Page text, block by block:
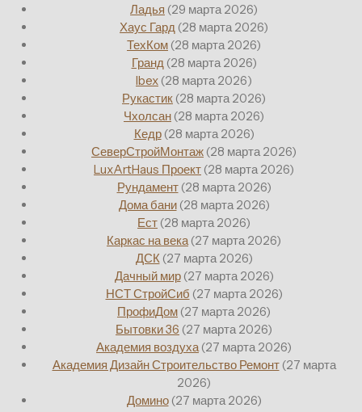
Ладья (29 марта 2026)
Хаус Гард (28 марта 2026)
ТехКом (28 марта 2026)
Гранд (28 марта 2026)
Ibex (28 марта 2026)
Рукастик (28 марта 2026)
Чхолсан (28 марта 2026)
Кедр (28 марта 2026)
СеверСтройМонтаж (28 марта 2026)
LuxArtHaus Проект (28 марта 2026)
Рундамент (28 марта 2026)
Дома бани (28 марта 2026)
Ест (28 марта 2026)
Каркас на века (27 марта 2026)
ДСК (27 марта 2026)
Дачный мир (27 марта 2026)
НСТ СтройСиб (27 марта 2026)
ПрофиДом (27 марта 2026)
Бытовки 36 (27 марта 2026)
Академия воздуха (27 марта 2026)
Академия Дизайн Строительство Ремонт (27 марта
2026)
Домино (27 марта 2026)